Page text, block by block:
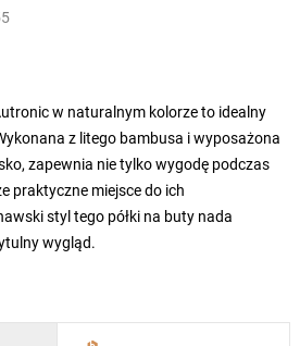
w naturalnym kolorze to idealny
z litego bambusa i wyposażona
zapewnia nie tylko wygodę podczas
praktyczne miejsce do ich
styl tego półki na buty nada
wygląd.